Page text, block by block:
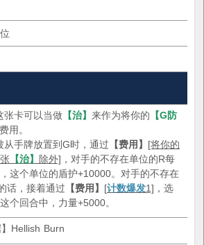
张卡可以当做 【治】 来作为将你的 【G防
用。
从手牌放置到G时，通过 【费用】 [将你的
【治】 除外] ，对手的不存在单位的R每
这个单位的盾护+10000。对手的不存在
话，接着通过 【费用】 [计数爆发1] ，选
个回合中，力量+5000。
】Hellish Burn